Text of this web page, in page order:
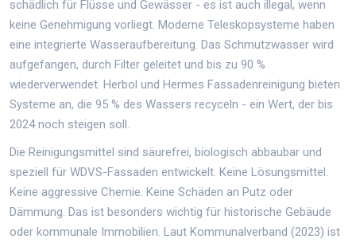
schädlich für Flüsse und Gewässer - es ist auch illegal, wenn
keine Genehmigung vorliegt. Moderne Teleskopsysteme haben
eine integrierte Wasseraufbereitung. Das Schmutzwasser wird
aufgefangen, durch Filter geleitet und bis zu 90 %
wiederverwendet. Herbol und Hermes Fassadenreinigung bieten
Systeme an, die 95 % des Wassers recyceln - ein Wert, der bis
2024 noch steigen soll.
Die Reinigungsmittel sind säurefrei, biologisch abbaubar und
speziell für WDVS-Fassaden entwickelt. Keine Lösungsmittel.
Keine aggressive Chemie. Keine Schäden an Putz oder
Dämmung. Das ist besonders wichtig für historische Gebäude
oder kommunale Immobilien. Laut Kommunalverband (2023) ist